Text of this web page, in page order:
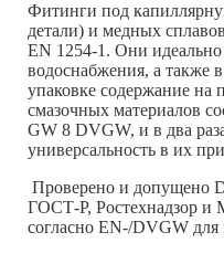
Фитинги под
детали) и медных
EN 1254-1. Они
водоснабжения, а также
упаковке содержание на
смазочных материалов
GW 8 DVGW, и в два
универсальность в их
Проверено и допущено
ГОСТ-Р, Ростехнадзор и
согласно EN-/DVGW